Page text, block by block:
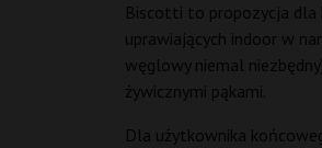
Biscotti to propozycja dla
uprawiających indoor w
węglowy niemal
żywicznymi pąkami.
Dla użytkownika